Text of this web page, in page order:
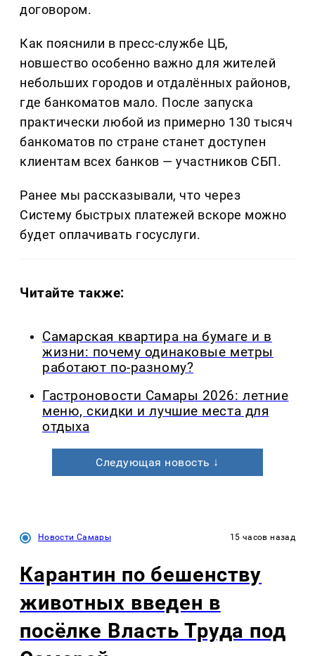
договором.
Как пояснили в пресс-службе ЦБ,
новшество особенно важно для жителей
небольших городов и отдалённых районов,
где банкоматов мало. После запуска
практически любой из примерно 130 тысяч
банкоматов по стране станет доступен
клиентам всех банков — участников СБП.
Ранее мы рассказывали, что через
Систему быстрых платежей вскоре можно
будет оплачивать госуслуги.
Читайте также:
Самарская квартира на бумаге и в
жизни: почему одинаковые метры
работают по-разному?
Гастроновости Самары 2026: летние
меню, скидки и лучшие места для
отдыха
Следующая новость ↓
Новости Самары 15 часов назад
Карантин по бешенству
животных введен в
посёлке Власть Труда под